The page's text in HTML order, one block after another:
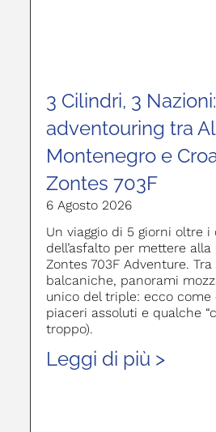
3 Cilindri, 3
adventouring tra
Montenegro e
Zontes 703F
6 Agosto 2026
Un viaggio di 5 giorni oltre i
dell’asfalto per mettere
Zontes 703F Adventure.
balcaniche, panorami
unico del triple: ecco come
piaceri assoluti e qualche
troppo).
Leggi di più >